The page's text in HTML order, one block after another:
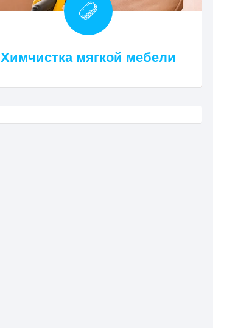
Химчистка мягкой мебели